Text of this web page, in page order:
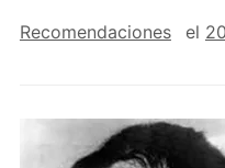
Recomendaciones el